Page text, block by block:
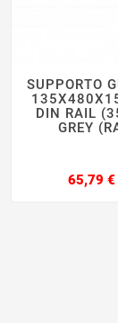
 
SUPPORTO
DIN RAIL
GREY
65,79 €